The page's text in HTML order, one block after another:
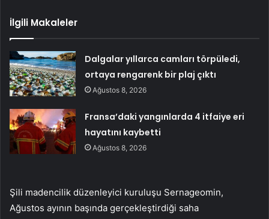
İlgili Makaleler
Dalgalar yıllarca camları törpüledi,
ortaya rengarenk bir plaj çıktı
Ağustos 8, 2026
Fransa’daki yangınlarda 4 itfaiye eri
hayatını kaybetti
Ağustos 8, 2026
Şili madencilik düzenleyici kuruluşu Sernageomin,
Ağustos ayının başında gerçekleştirdiği saha